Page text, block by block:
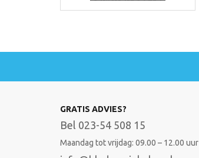
GRATIS ADVIES?
Bel 023-54 508 15
Maandag tot vrijdag: 09.00 – 12.00 uur